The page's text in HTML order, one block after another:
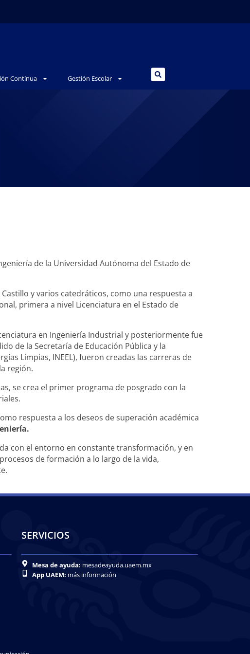
Contínua Gestión Escolar
de la Universidad Autónoma del Estado de
y varios catedráticos, como una respuesta a
primera a nivel Licenciatura en el Estado de
en Ingeniería Industrial y posteriormente fue
de la Secretaría de Educación Pública y la
Limpias, INEEL), fueron creadas las carreras de
región.
se crea el primer programa de posgrado con la
respuesta a los deseos de superación académica
con el entorno en constante transformación, y en
de formación a lo largo de la vida,
SERVICIOS
Mesa de ayuda: mesadeayuda.uaem.mx
App UAEM: más información